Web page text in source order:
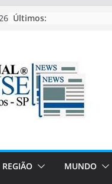
Últimos:
REGIÃO MUNDO